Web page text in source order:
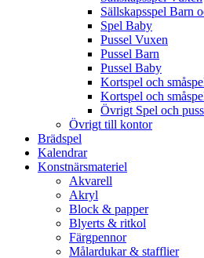
Sällskapsspel Barn
Spel Baby
Pussel Vuxen
Pussel Barn
Pussel Baby
Kortspel och
Kortspel och
Övrigt Spel och
Övrigt till kontor
Brädspel
Kalendrar
Konstnärsmateriel
Akvarell
Akryl
Block & papper
Blyerts & ritkol
Färgpennor
Målardukar & stafflier